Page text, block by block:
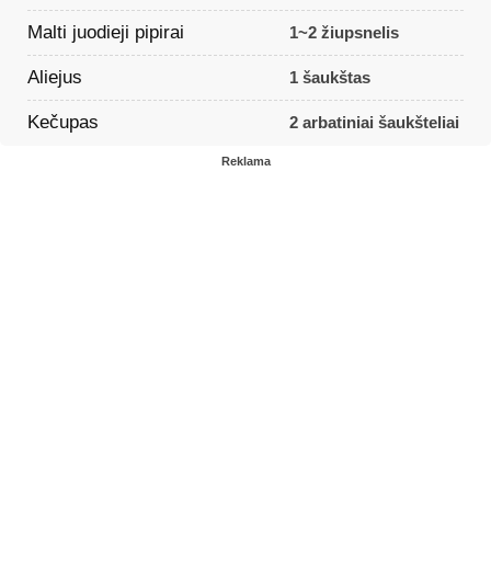
Malti juodieji pipirai 1~2 žiupsnelis
Aliejus 1 šaukštas
Kečupas 2 arbatiniai šaukšteliai
Reklama